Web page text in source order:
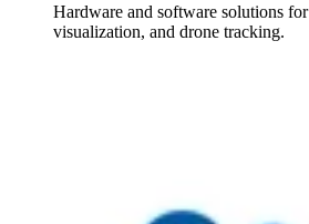
Hardware and software solutions
visualization, and drone tracking.